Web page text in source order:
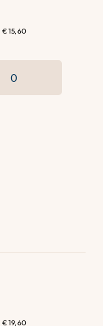
€ 15,60
€ 19,60